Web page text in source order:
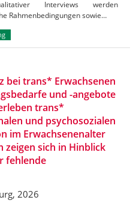
Interviews werden
Rahmenbedingungen sowie…
bei trans* Erwachsenen
und -angebote
trans*
und psychosozialen
im Erwachsenenalter
zeigen sich in Hinblick
fehlende
2026